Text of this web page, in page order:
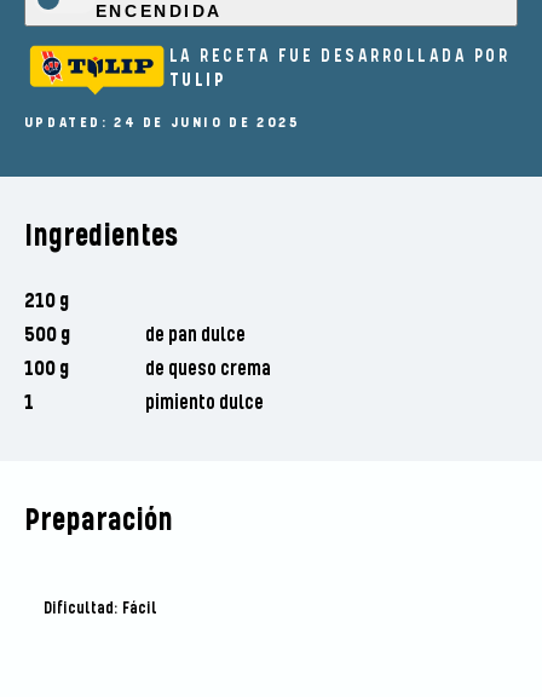
ENCENDIDA
LA RECETA FUE DESARROLLADA POR
TULIP
UPDATED: 24 DE JUNIO DE 2025
Ingredientes
210 g
500 g
de pan dulce
100 g
de queso crema
1
pimiento dulce
Preparación
Dificultad: Fácil